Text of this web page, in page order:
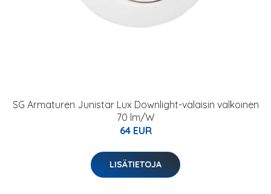
SG Armaturen Junistar Lux Downlight-valaisin valkoinen
70 lm/W
64 EUR
LISÄTIETOJA